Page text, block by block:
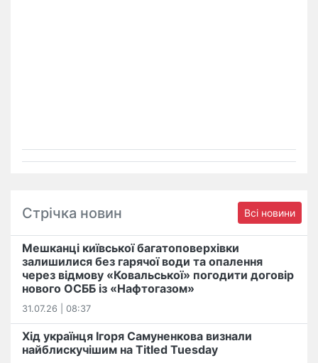
Стрічка новин Всі новини
Мешканці київської багатоповерхівки
залишилися без гарячої води та опалення
через відмову «Ковальської» погодити договір
нового ОСББ із «Нафтогазом»
31.07.26 | 08:37
Хід українця Ігоря Самуненкова визнали
найблискучішим на Titled Tuesday